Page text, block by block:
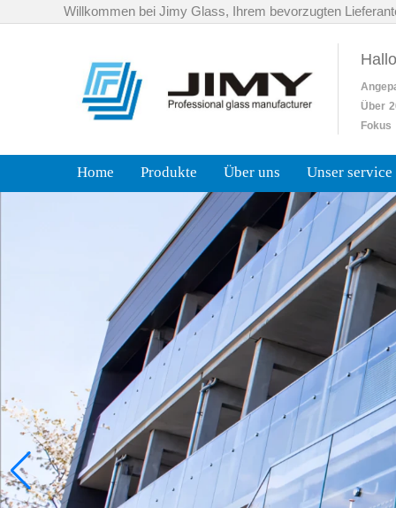
Willkommen bei Jimy Glass, Ihrem bevorzugten
Über
Home Produkte Über uns Unser service